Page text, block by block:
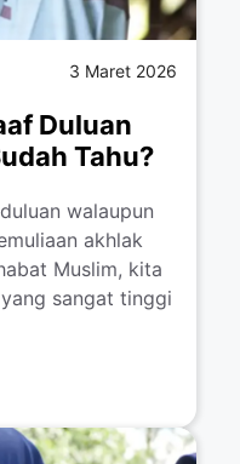
3 Maret 2026
Duluan
Tahu?
walaupun
akhlak
Muslim, kita
sangat tinggi